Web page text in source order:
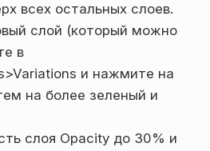
всех остальных слоев.
слой (который можно
в
и нажмите на
на более зеленый и
слоя Opacity до 30% и